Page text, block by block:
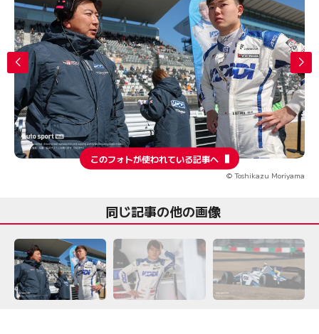
このフォトが使われている記事へ
© Toshikazu Moriyama
同じ記事の他の画像